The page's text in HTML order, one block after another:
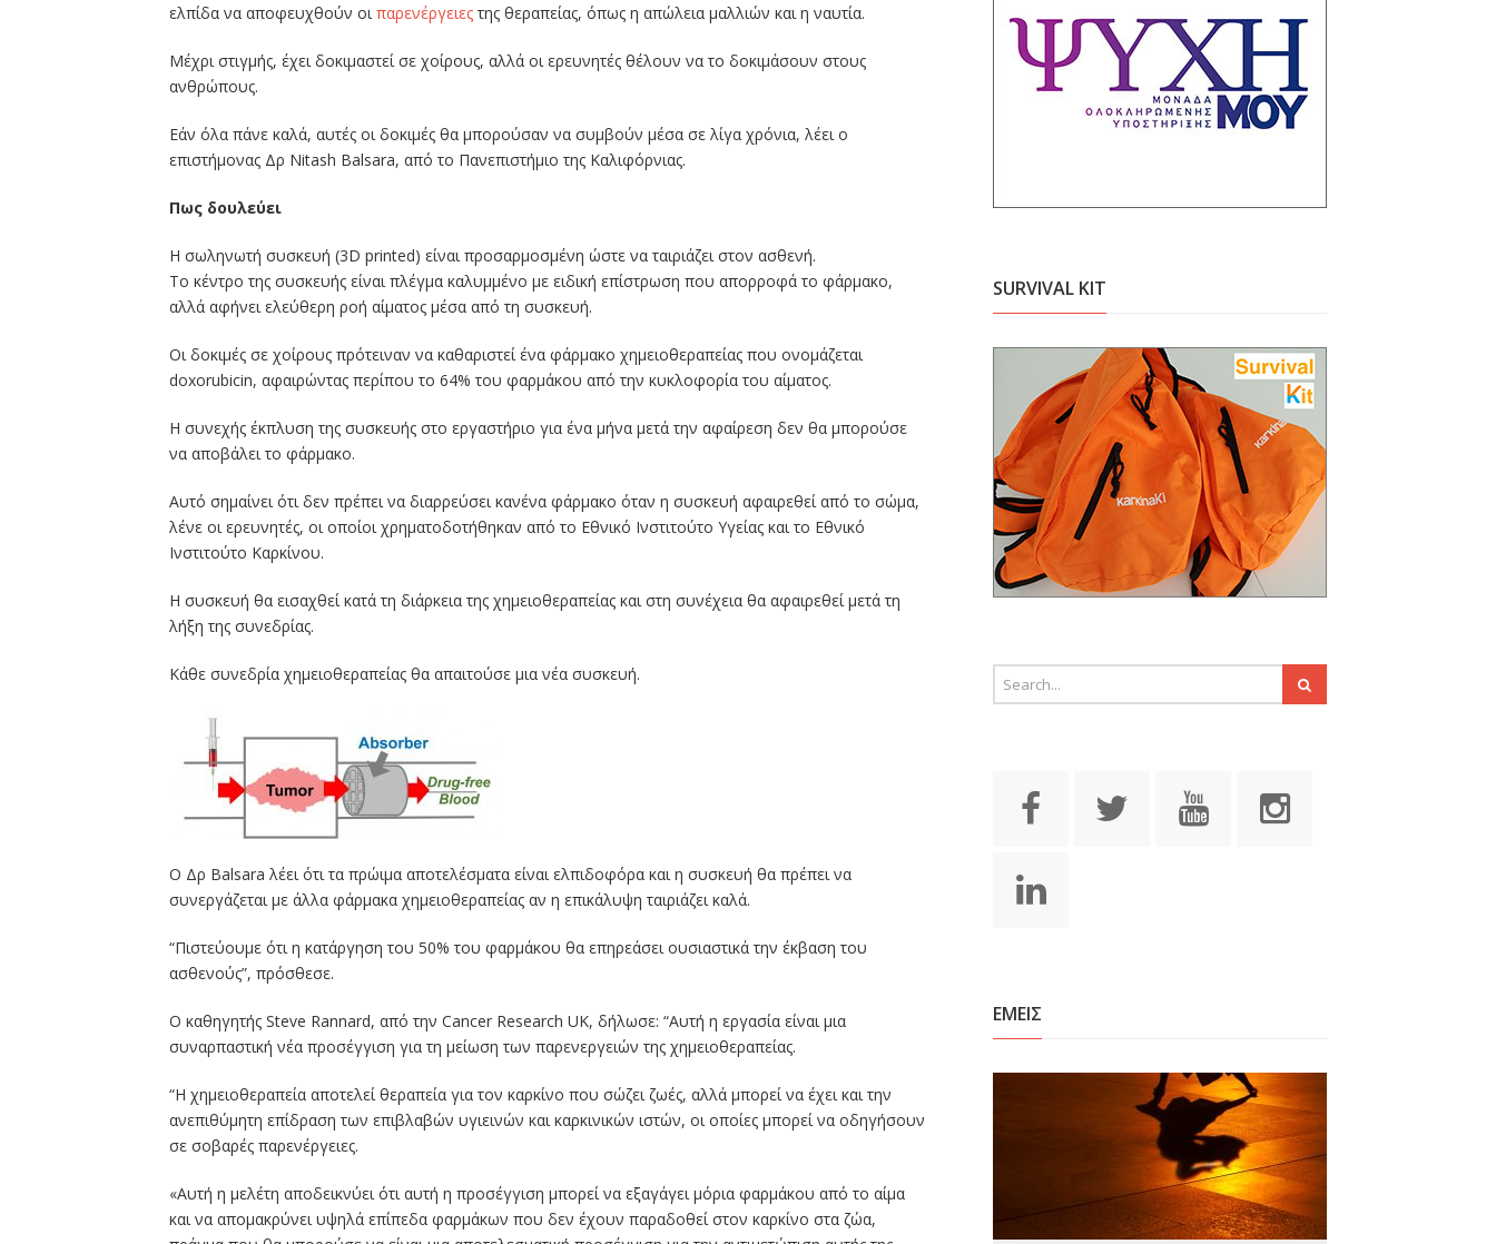
ελπίδα να αποφευχθούν οιπαρενέργειες της θεραπείας, όπως η απώλεια μαλλιών και η ναυτία.
Μέχρι στιγμής, έχει δοκιμαστεί σε χοίρους, αλλά οι ερευνητές θέλουν να το δοκιμάσουν στους
ανθρώπους.
Εάν όλα πάνε καλά, αυτές οι δοκιμές θα μπορούσαν να συμβούν μέσα σε λίγα χρόνια, λέει ο
επιστήμονας Δρ Nitash Balsara, από το Πανεπιστήμιο της Καλιφόρνιας.
Πως δουλεύει
Η σωληνωτή συσκευή (3D printed) είναι προσαρμοσμένη ώστε να ταιριάζει στον ασθενή.
Το κέντρο της συσκευής είναι πλέγμα καλυμμένο με ειδική επίστρωση που απορροφά το φάρμακο,
αλλά αφήνει ελεύθερη ροή αίματος μέσα από τη συσκευή.
Οι δοκιμές σε χοίρους πρότειναν να καθαριστεί ένα φάρμακο χημειοθεραπείας που ονομάζεται
doxorubicin, αφαιρώντας περίπου το 64% του φαρμάκου από την κυκλοφορία του αίματος.
Η συνεχής έκπλυση της συσκευής στο εργαστήριο για ένα μήνα μετά την αφαίρεση δεν θα μπορούσε
να αποβάλει το φάρμακο.
Αυτό σημαίνει ότι δεν πρέπει να διαρρεύσει κανένα φάρμακο όταν η συσκευή αφαιρεθεί από το σώμα,
λένε οι ερευνητές, οι οποίοι χρηματοδοτήθηκαν από το Εθνικό Ινστιτούτο Υγείας και το Εθνικό
Ινστιτούτο Καρκίνου.
Η συσκευή θα εισαχθεί κατά τη διάρκεια της χημειοθεραπείας και στη συνέχεια θα αφαιρεθεί μετά τη
λήξη της συνεδρίας.
Κάθε συνεδρία χημειοθεραπείας θα απαιτούσε μια νέα συσκευή.
Ο Δρ Balsara λέει ότι τα πρώιμα αποτελέσματα είναι ελπιδοφόρα και η συσκευή θα πρέπει να
συνεργάζεται με άλλα φάρμακα χημειοθεραπείας αν η επικάλυψη ταιριάζει καλά.
“Πιστεύουμε ότι η κατάργηση του 50% του φαρμάκου θα επηρεάσει ουσιαστικά την έκβαση του
ασθενούς”, πρόσθεσε.
Ο καθηγητής Steve Rannard, από την Cancer Research UK, δήλωσε: “Αυτή η εργασία είναι μια
συναρπαστική νέα προσέγγιση για τη μείωση των παρενεργειών της χημειοθεραπείας.
“Η χημειοθεραπεία αποτελεί θεραπεία για τον καρκίνο που σώζει ζωές, αλλά μπορεί να έχει και την
ανεπιθύμητη επίδραση των επιβλαβών υγιεινών και καρκινικών ιστών, οι οποίες μπορεί να οδηγήσουν
σε σοβαρές παρενέργειες.
«Αυτή η μελέτη αποδεικνύει ότι αυτή η προσέγγιση μπορεί να εξαγάγει μόρια φαρμάκου από το αίμα
και να απομακρύνει υψηλά επίπεδα φαρμάκων που δεν έχουν παραδοθεί στον καρκίνο στα ζώα,
SURVIVAL KIT
ΕΜΕΙΣ